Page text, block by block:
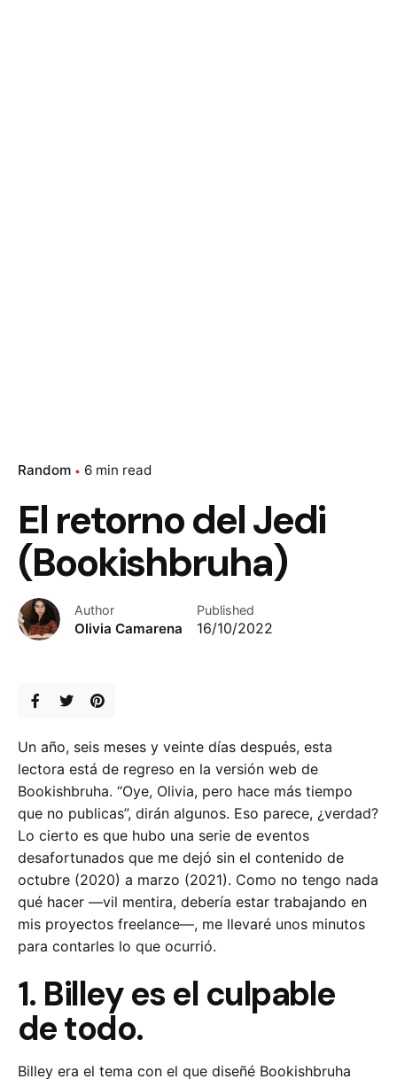
Random 6 min read
El retorno del Jedi
(Bookishbruha)
Author
Olivia Camarena
Published
16/10/2022
Un año, seis meses y veinte días después, esta
lectora está de regreso en la versión web de
Bookishbruha. “Oye, Olivia, pero hace más tiempo
que no publicas”, dirán algunos. Eso parece, ¿verdad?
Lo cierto es que hubo una serie de eventos
desafortunados que me dejó sin el contenido de
octubre (2020) a marzo (2021). Como no tengo nada
qué hacer —vil mentira, debería estar trabajando en
mis proyectos freelance—, me llevaré unos minutos
para contarles lo que ocurrió.
1. Billey es el culpable
de todo.
Billey era el tema con el que diseñé Bookishbruha